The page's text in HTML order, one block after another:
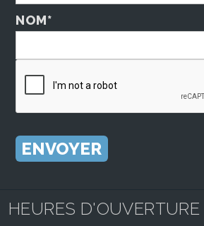
NOM*
HEURES D'OUVERTURE